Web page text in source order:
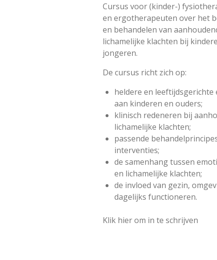
Cursus voor (kinder-)
en ergotherapeuten over het
en behandelen van
lichamelijke klachten bij
jongeren.
De cursus richt zich op:
heldere en leeftijdsgerichte
aan kinderen en ouders;
klinisch redeneren bij
lichamelijke klachten;
passende
interventies;
de samenhang tussen
en lichamelijke klachten;
de invloed van gezin,
dagelijks functioneren.
Klik hier om in te schrijven